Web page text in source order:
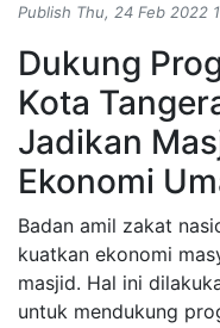
Publish Thu, 24 Feb 2022
Dukung
Kota
Jadikan
Ekonomi
Badan amil zakat
kuatkan ekonomi
masjid. Hal ini
untuk mendukung